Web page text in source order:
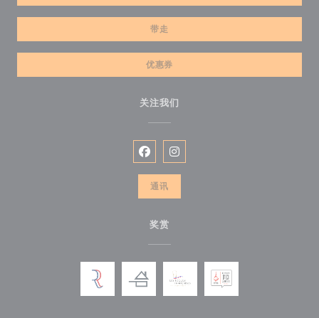
带走
优惠券
关注我们
Facebook ((在新窗口中打开))
Instagram ((在新窗口中打开))
通讯
奖赏